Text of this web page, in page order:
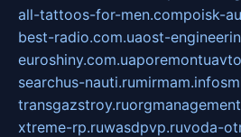
all-tattoos-for-men.compoisk-
best-radio.com.uaost-
euroshiny.com.ua
searchus-nauti.rumirmam.info
transgazstroy.ru
xtreme-rp.ruwasdpvp.ruvoda-